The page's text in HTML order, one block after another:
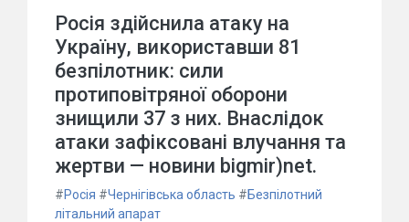
Росія здійснила атаку на
Україну, використавши 81
безпілотник: сили
протиповітряної оборони
знищили 37 з них. Внаслідок
атаки зафіксовані влучання та
жертви — новини bigmir)net.
#Росія #Чернігівська область #Безпілотний
літальний апарат